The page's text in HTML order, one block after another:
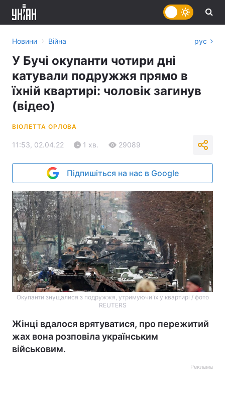
Новини › Війна рус
У Бучі окупанти чотири дні
катували подружжя прямо в
їхній квартирі: чоловік загинув
(відео)
ВІОЛЕТТА ОРЛОВА
11:53, 02.04.22 1 хв. 29089
Підпишіться на нас в Google
Окупанти знущалися з подружжя, утримуючи їх у квартирі / фото
REUTERS
Жінці вдалося врятуватися, про пережитий
жах вона розповіла українським
військовим.
Реклама